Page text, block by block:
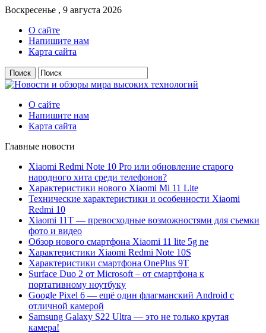
Воскресенье , 9 августа 2026
О сайте
Напишите нам
Карта сайта
О сайте
Напишите нам
Карта сайта
Главные новости
Xiaomi Redmi Note 10 Pro или обновление старого
народного хита среди телефонов?
Характеристики нового Xiaomi Mi 11 Lite
Технические характеристики и особенности Xiaomi
Redmi 10
Xiaomi 11T — превосходные возможностями для съемки
фото и видео
Обзор нового смартфона Xiaomi 11 lite 5g ne
Характеристики Xiaomi Redmi Note 10S
Характеристики смартфона OnePlus 9T
Surface Duo 2 от Microsoft – от смартфона к
портативному ноутбуку
Google Pixel 6 — ещё один флагманский Android с
отличной камерой
Samsung Galaxy S22 Ultra — это не только крутая
камера!